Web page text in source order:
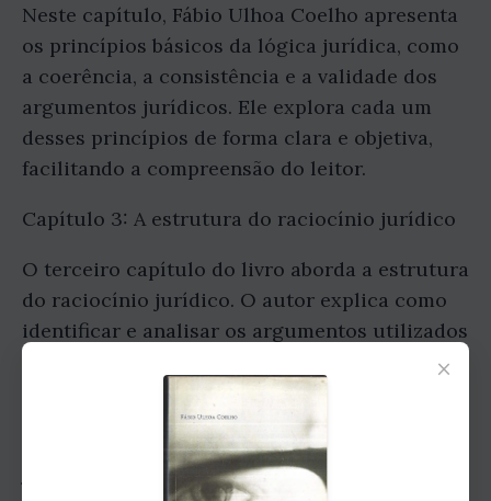
Neste capítulo, Fábio Ulhoa Coelho apresenta
os princípios básicos da lógica jurídica, como
a coerência, a consistência e a validade dos
argumentos jurídicos. Ele explora cada um
desses princípios de forma clara e objetiva,
facilitando a compreensão do leitor.
Capítulo 3: A estrutura do raciocínio jurídico
O terceiro capítulo do livro aborda a estrutura
do raciocínio jurídico. O autor explica como
identificar e analisar os argumentos utilizados
construir um raciocínio lógico e coeso.
Capítulo 4: A aplicação da lógica no processo
×